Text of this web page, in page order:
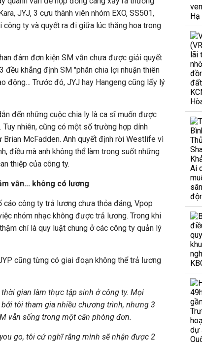
JYJ, 3 cựu thành viên nhóm EXO, SS501,
công ty và quyết ra đi giữa lúc thăng hoa trong
đâm đơn kiện SM vẫn chưa được giải quyết
đều khẳng định SM "phân chia lợi nhuận thiên
động… Trước đó, JYJ hay Hangeng cũng lấy lý
đến những cuộc chia ly là ca sĩ muốn được
nhiên, cũng có một số trường hợp dính
Brian McFadden. Anh quyết định rời Westlife vì
điều mà anh không thể làm trong suốt những
thiệp của công ty.
vẫn... không có lương
công ty trả lương chưa thỏa đáng, Vpop
nhóm nhạc không được trả lương. Trong khi
chí là quy luật chung ở các công ty quản lý
cũng từng có giai đoạn không thể trả lương
gian làm thực tập sinh ở công ty. Mọi
tôi tham gia nhiều chương trình, nhưng 3
vẫn sống trong một căn phòng đơn.
go, tôi cứ nghĩ rằng mình sẽ nhận được 2